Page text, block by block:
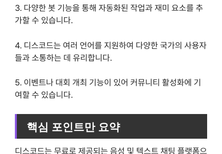
3. 다양한 봇 기능을 통해 자동화된 작업과 재미 요소를 추
가할 수 있습니다.
4. 디스코드는 여러 언어를 지원하여 다양한 국가의 사용자
들과 소통하는 데 유리합니다.
5. 이벤트나 대회 개최 기능이 있어 커뮤니티 활성화에 기
여할 수 있습니다.
핵심 포인트만 요약
디스코드는 무료로 제공되는 음성 및 텍스트 채팅 플랫폼으